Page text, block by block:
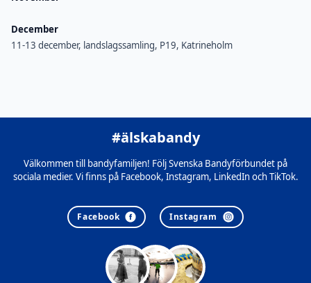
December
11-13 december, landslagssamling, P19, Katrineholm
#älskabandy
Välkommen till bandyfamiljen! Följ Svenska Bandyförbundet på
sociala medier. Vi finns på Facebook, Instagram, LinkedIn och TikTok.
Facebook Instagram